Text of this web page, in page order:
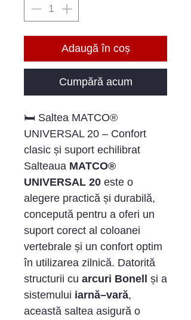
Adaugă în coș
Cumpără acum
🛏️ Saltea MATCO®
UNIVERSAL 20 – Confort
clasic și suport echilibrat
Salteaua MATCO®
UNIVERSAL 20 este o
alegere practică și durabilă,
concepută pentru a oferi un
suport corect al coloanei
vertebrale și un confort optim
în utilizarea zilnică. Datorită
structurii cu arcuri Bonell și a
sistemului iarnă–vară,
această saltea asigură o